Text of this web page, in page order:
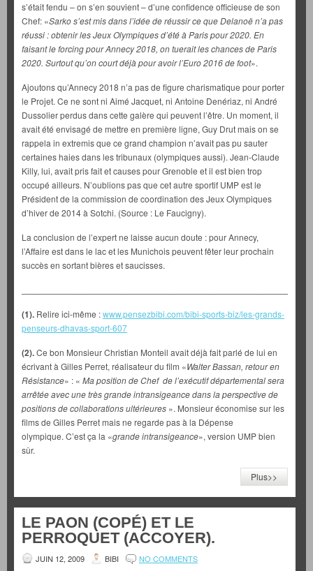
s’était fendu – on s’en souvient – d’une confidence officieuse de son
Chef: «Sarko s’est mis dans l’idée de réussir ce que Delanoë n’a pas
réussi : obtenir les Jeux Olympiques d’été à Paris pour 2020. En
faisant le forcing pour Annecy 2018, on tuerait les chances de Paris
2020. Surtout qu’on court déjà pour avoir l’Euro 2016 de foot».
Ajoutons qu’Annecy 2018 n’a pas de figure charismatique pour porter
le Projet. Ce ne sont ni Aimé Jacquet, ni Antoine Denériaz, ni André
Dussolier perdus dans cette galère qui peuvent l’être. Un moment, il
avait été envisagé de mettre en première ligne, Guy Drut mais on se
rappela in extremis que ce grand champion n’avait pas pu sauter
certaines haies dans les tribunaux (olympiques aussi). Jean-Claude
Killy, lui, avait pris fait et causes pour Grenoble et il est bien trop
occupé ailleurs. N’oublions pas que cet autre sportif UMP est le
Président de la commission de coordination des Jeux Olympiques
d’hiver de 2014 à Sotchi. (Source : Le Faucigny).
La conclusion de l’expert ne laisse aucun doute : pour Annecy,
l’Affaire est dans le lac et les Munichois peuvent fêter leur prochain
succès en sortant bières et saucisses.
(1). Relire ici-même :www.pensezbibi.com/bibi-sports-biz/les-grands-
penseurs-dhavas-sport-607
(2).Ce bon Monsieur Christian Monteil avait déjà fait parlé de lui en
écrivant à Gilles Perret, réalisateur du film «Walter Bassan, retour en
Résistance» : « Ma position de Chef de l’exécutif départemental sera
arrêtée avec une très grande intransigeance dans la perspective de
positions de collaborations ultérieures ». Monsieur économise sur les
films de Gilles Perret mais ne regarde pas à la Dépense
olympique. C’est ça la «grande intransigeance», version UMP bien
sûr.
Plus>>
LE PAON (COPÉ) ET LE
PERROQUET (ACCOYER).
JUIN 12, 2009 BIBI NO COMMENTS